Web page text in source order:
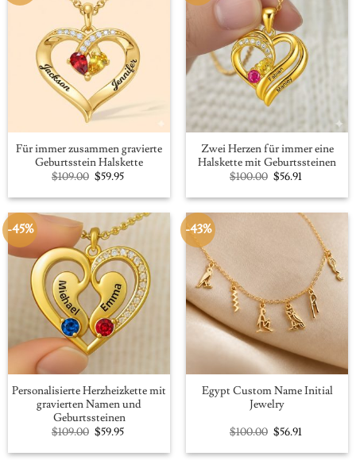
Für immer zusammen gravierte
Geburtsstein Halskette
$109.00 Original
price
was:
$59.95Current
is:
Zwei Herzen für immer eine
Halskette mit Geburtssteinen
$100.00 Original
price
was:
$56.91Current
is:
-45%
Personalisierte Herzheizkette mit
gravierten Namen und
Geburtssteinen
$109.00 Original
price
was:
$59.95Current
is:
-43%
Egypt Custom Name Initial
Jewelry
$100.00 Original
price
was:
$56.91Current
is: